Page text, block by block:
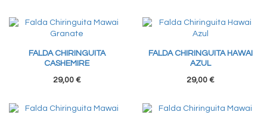
FALDA CHIRINGUITA
CASHEMIRE
29,00 €
FALDA CHIRINGUITA HAWAI
AZUL
29,00 €